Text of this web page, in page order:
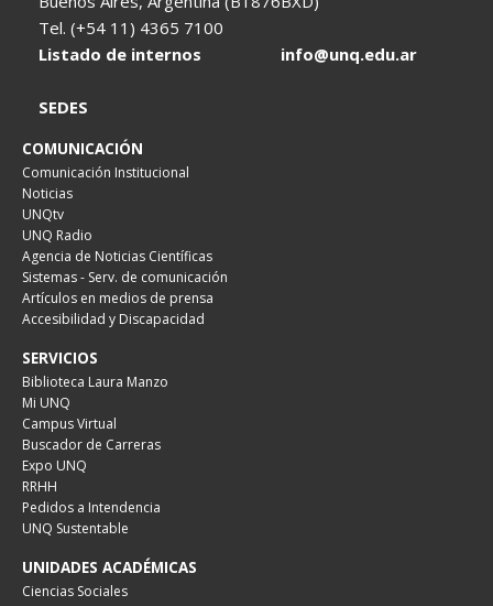
Tel. (+54 11) 4365 7100
Listado de internos
info@unq.edu.ar
SEDES
COMUNICACIÓN
Comunicación Institucional
Noticias
UNQtv
UNQ Radio
Agencia de Noticias Científicas
Sistemas - Serv. de comunicación
Artículos en medios de prensa
Accesibilidad y Discapacidad
SERVICIOS
Biblioteca Laura Manzo
Mi UNQ
Campus Virtual
Buscador de Carreras
Expo UNQ
RRHH
Pedidos a Intendencia
UNQ Sustentable
UNIDADES ACADÉMICAS
Ciencias Sociales